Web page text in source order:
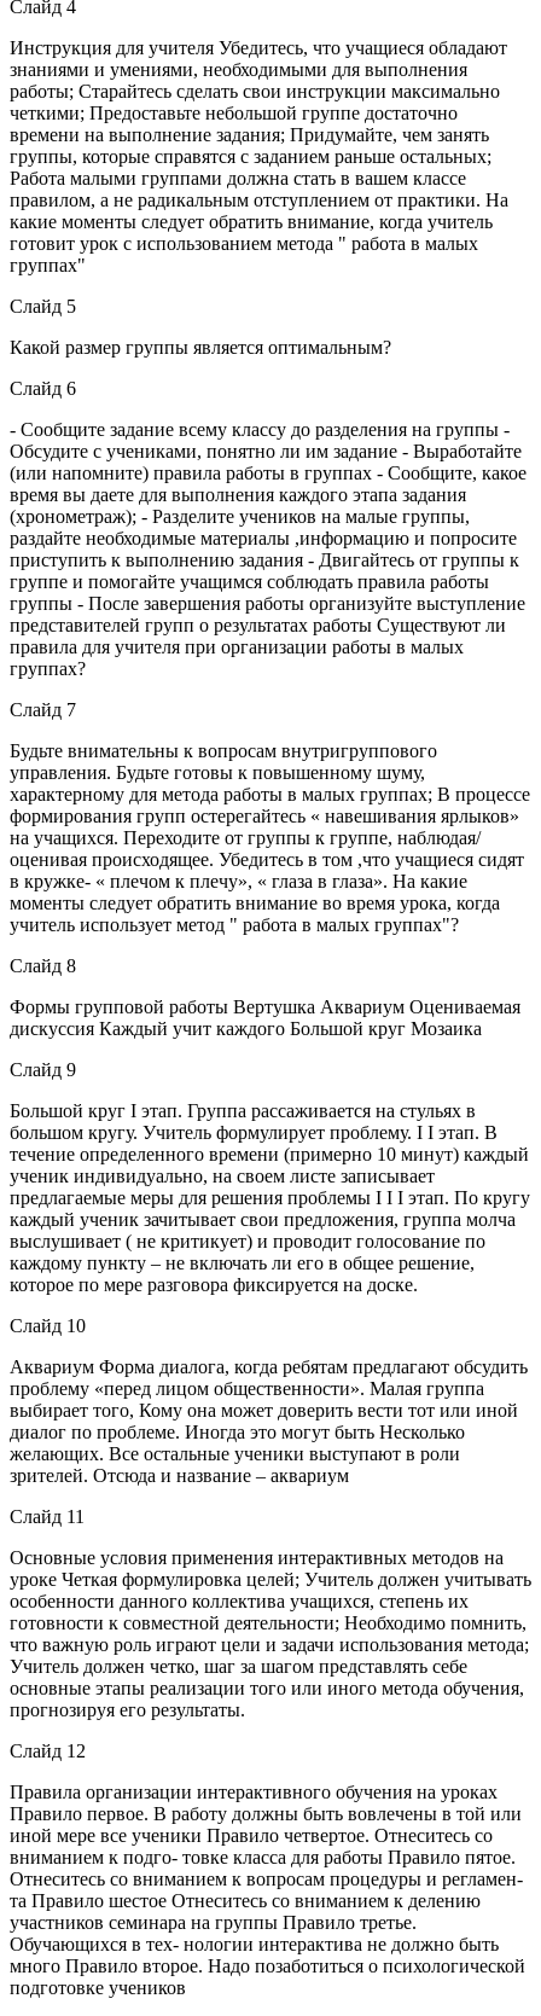
Слайд 4
Инструкция для учителя Убедитесь, что учащиеся обладают
знаниями и умениями, необходимыми для выполнения
работы; Старайтесь сделать свои инструкции максимально
четкими; Предоставьте небольшой группе достаточно
времени на выполнение задания; Придумайте, чем занять
группы, которые справятся с заданием раньше остальных;
Работа малыми группами должна стать в вашем классе
правилом, а не радикальным отступлением от практики. На
какие моменты следует обратить внимание, когда учитель
готовит урок с использованием метода " работа в малых
группах"
Слайд 5
Какой размер группы является оптимальным?
Слайд 6
- Сообщите задание всему классу до разделения на группы -
Обсудите с учениками, понятно ли им задание - Выработайте
(или напомните) правила работы в группах - Сообщите, какое
время вы даете для выполнения каждого этапа задания
(хронометраж); - Разделите учеников на малые группы,
раздайте необходимые материалы ,информацию и попросите
приступить к выполнению задания - Двигайтесь от группы к
группе и помогайте учащимся соблюдать правила работы
группы - После завершения работы организуйте выступление
представителей групп о результатах работы Существуют ли
правила для учителя при организации работы в малых
группах?
Слайд 7
Будьте внимательны к вопросам внутригруппового
управления. Будьте готовы к повышенному шуму,
характерному для метода работы в малых группах; В процессе
формирования групп остерегайтесь « навешивания ярлыков»
на учащихся. Переходите от группы к группе, наблюдая/
оценивая происходящее. Убедитесь в том ,что учащиеся сидят
в кружке- « плечом к плечу», « глаза в глаза». На какие
моменты следует обратить внимание во время урока, когда
учитель использует метод " работа в малых группах"?
Слайд 8
Формы групповой работы Вертушка Аквариум Оцениваемая
дискуссия Каждый учит каждого Большой круг Мозаика
Слайд 9
Большой круг I этап. Группа рассаживается на стульях в
большом кругу. Учитель формулирует проблему. I I этап. В
течение определенного времени (примерно 10 минут) каждый
ученик индивидуально, на своем листе записывает
предлагаемые меры для решения проблемы I I I этап. По кругу
каждый ученик зачитывает свои предложения, группа молча
выслушивает ( не критикует) и проводит голосование по
каждому пункту – не включать ли его в общее решение,
которое по мере разговора фиксируется на доске.
Слайд 10
Аквариум Форма диалога, когда ребятам предлагают обсудить
проблему «перед лицом общественности». Малая группа
выбирает того, Кому она может доверить вести тот или иной
диалог по проблеме. Иногда это могут быть Несколько
желающих. Все остальные ученики выступают в роли
зрителей. Отсюда и название – аквариум
Слайд 11
Основные условия применения интерактивных методов на
уроке Четкая формулировка целей; Учитель должен учитывать
особенности данного коллектива учащихся, степень их
готовности к совместной деятельности; Необходимо помнить,
что важную роль играют цели и задачи использования метода;
Учитель должен четко, шаг за шагом представлять себе
основные этапы реализации того или иного метода обучения,
прогнозируя его результаты.
Слайд 12
Правила организации интерактивного обучения на уроках
Правило первое. В работу должны быть вовлечены в той или
иной мере все ученики Правило четвертое. Отнеситесь со
вниманием к подго- товке класса для работы Правило пятое.
Отнеситесь со вниманием к вопросам процедуры и регламен-
та Правило шестое Отнеситесь со вниманием к делению
участников семинара на группы Правило третье.
Обучающихся в тех- нологии интерактива не должно быть
много Правило второе. Надо позаботиться о психологической
подготовке учеников